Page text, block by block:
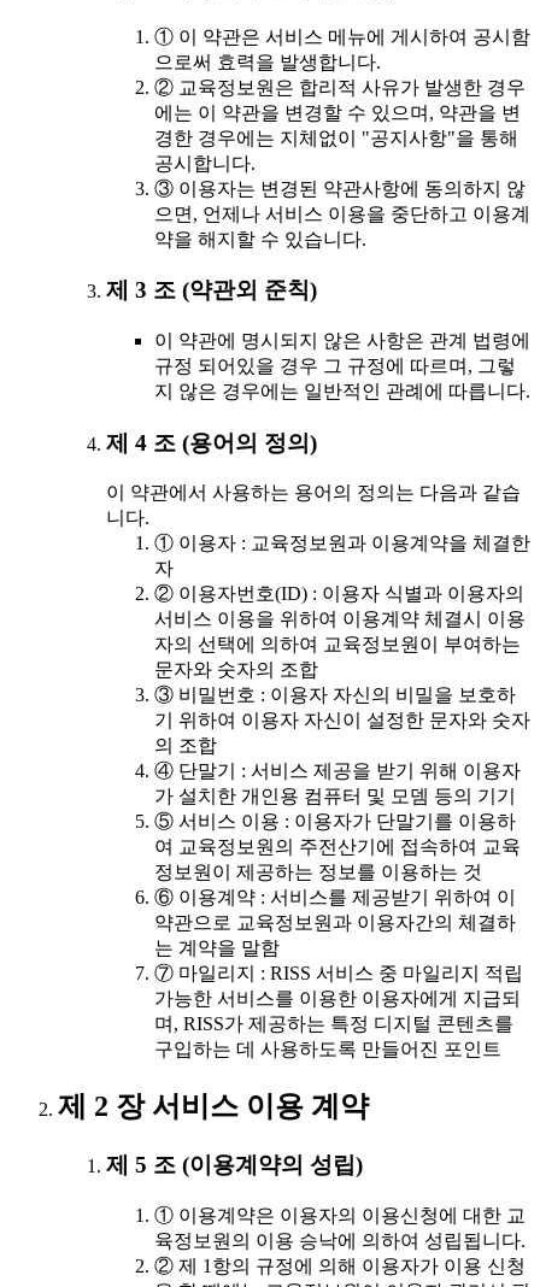
① 이 약관은 서비스 메뉴에 게시하여 공시함
으로써 효력을 발생합니다.
② 교육정보원은 합리적 사유가 발생한 경우
에는 이 약관을 변경할 수 있으며, 약관을 변
경한 경우에는 지체없이 "공지사항"을 통해
공시합니다.
③ 이용자는 변경된 약관사항에 동의하지 않
으면, 언제나 서비스 이용을 중단하고 이용계
약을 해지할 수 있습니다.
제 3 조 (약관외 준칙)
이 약관에 명시되지 않은 사항은 관계 법령에
규정 되어있을 경우 그 규정에 따르며, 그렇
지 않은 경우에는 일반적인 관례에 따릅니다.
제 4 조 (용어의 정의)
이 약관에서 사용하는 용어의 정의는 다음과 같습
니다.
① 이용자 : 교육정보원과 이용계약을 체결한
자
② 이용자번호(ID) : 이용자 식별과 이용자의
서비스 이용을 위하여 이용계약 체결시 이용
자의 선택에 의하여 교육정보원이 부여하는
문자와 숫자의 조합
③ 비밀번호 : 이용자 자신의 비밀을 보호하
기 위하여 이용자 자신이 설정한 문자와 숫자
의 조합
④ 단말기 : 서비스 제공을 받기 위해 이용자
가 설치한 개인용 컴퓨터 및 모뎀 등의 기기
⑤ 서비스 이용 : 이용자가 단말기를 이용하
여 교육정보원의 주전산기에 접속하여 교육
정보원이 제공하는 정보를 이용하는 것
⑥ 이용계약 : 서비스를 제공받기 위하여 이
약관으로 교육정보원과 이용자간의 체결하
는 계약을 말함
⑦ 마일리지 : RISS 서비스 중 마일리지 적립
가능한 서비스를 이용한 이용자에게 지급되
며, RISS가 제공하는 특정 디지털 콘텐츠를
구입하는 데 사용하도록 만들어진 포인트
제 2 장 서비스 이용 계약
제 5 조 (이용계약의 성립)
① 이용계약은 이용자의 이용신청에 대한 교
육정보원의 이용 승낙에 의하여 성립됩니다.
② 제 1항의 규정에 의해 이용자가 이용 신청